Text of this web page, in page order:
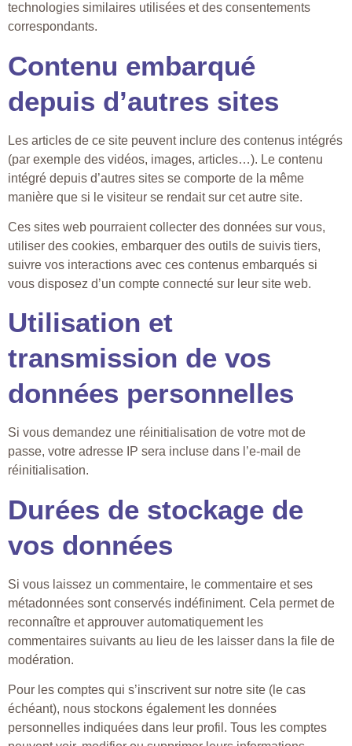
technologies similaires utilisées et des consentements
correspondants.
Contenu embarqué
depuis d’autres sites
Les articles de ce site peuvent inclure des contenus intégrés
(par exemple des vidéos, images, articles…). Le contenu
intégré depuis d’autres sites se comporte de la même
manière que si le visiteur se rendait sur cet autre site.
Ces sites web pourraient collecter des données sur vous,
utiliser des cookies, embarquer des outils de suivis tiers,
suivre vos interactions avec ces contenus embarqués si
vous disposez d’un compte connecté sur leur site web.
Utilisation et
transmission de vos
données personnelles
Si vous demandez une réinitialisation de votre mot de
passe, votre adresse IP sera incluse dans l’e-mail de
réinitialisation.
Durées de stockage de
vos données
Si vous laissez un commentaire, le commentaire et ses
métadonnées sont conservés indéfiniment. Cela permet de
reconnaître et approuver automatiquement les
commentaires suivants au lieu de les laisser dans la file de
modération.
Pour les comptes qui s’inscrivent sur notre site (le cas
échéant), nous stockons également les données
personnelles indiquées dans leur profil. Tous les comptes